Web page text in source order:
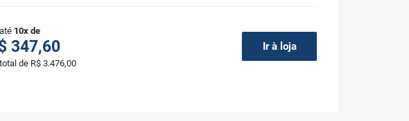
10x de
347,60
de R$ 3.476,00
Ir à loja